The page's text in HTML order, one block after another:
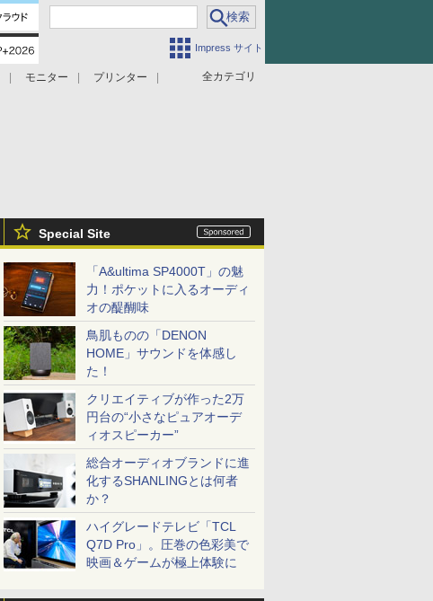
Impress サイト
全カテゴリ
モニター
プリンター
Special Site
「A&ultima SP4000T」の魅
力！ポケットに入るオーディ
オの醍醐味
鳥肌ものの「DENON
HOME」サウンドを体感し
た！
クリエイティブが作った2万
円台の“小さなピュアオーデ
ィオスピーカー”
総合オーディオブランドに進
化するSHANLINGとは何者
か？
ハイグレードテレビ「TCL
Q7D Pro」。圧巻の色彩美で
映画＆ゲームが極上体験に